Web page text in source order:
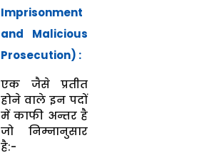
Imprisonment
and Malicious
Prosecution) :
एक जैसे प्रतीत
होने वाले इन पदों
में काफी अन्तर है
जो निम्नानुसार
है:-